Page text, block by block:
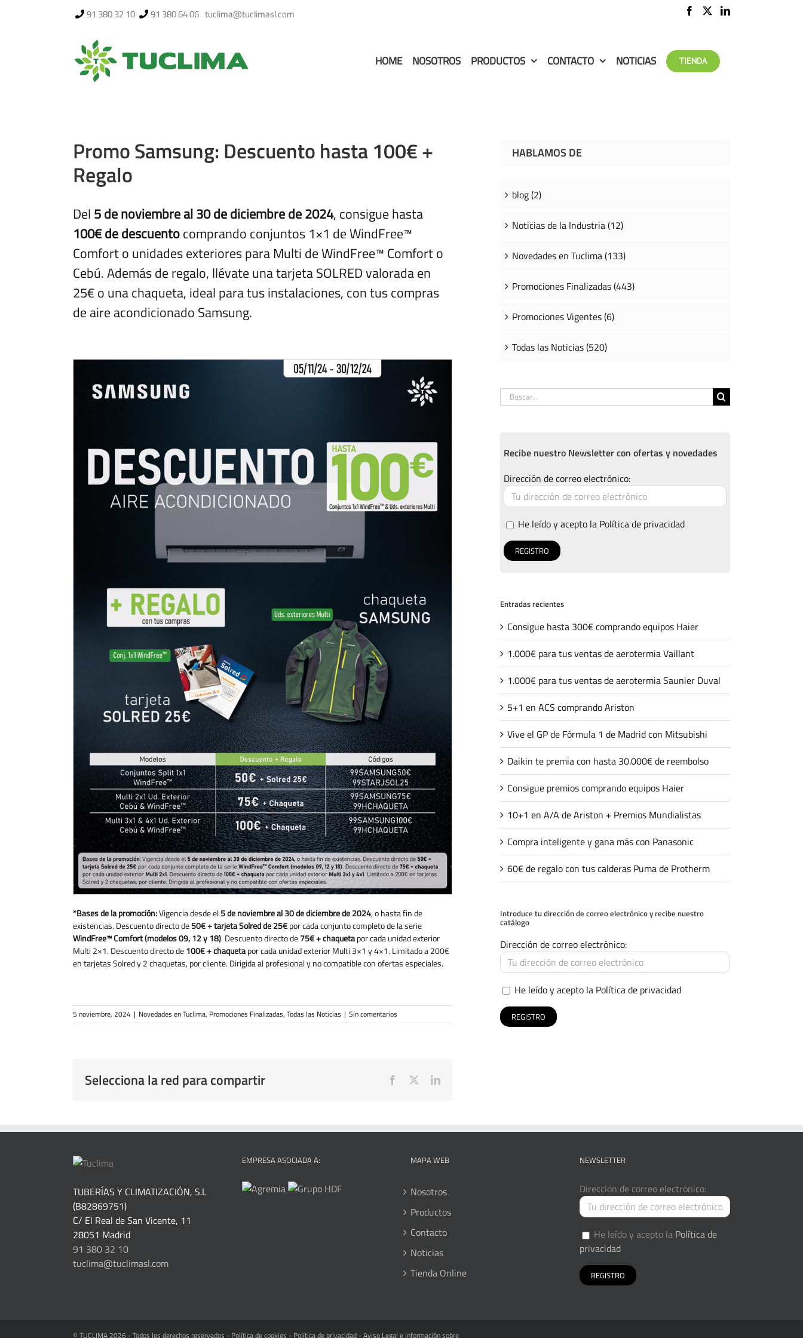
91 380 32 10 91 380 64 06 tuclima@tuclimasl.com
HOME NOSOTROS PRODUCTOS CONTACTO NOTICIAS TIENDA
Promo Samsung: Descuento hasta 100€ +
Regalo
Del 5 de noviembre al 30 de diciembre de 2024, consigue hasta
100€ de descuentocomprando conjuntos 1×1 de WindFree™
Comfort o unidades exteriores para Multi de WindFree™ Comfort o
Cebú. Además de regalo, llévate una tarjeta SOLRED valorada en
25€ o una chaqueta, ideal para tus instalaciones, con tus compras
de aire acondicionado Samsung.
*Bases de la promoción:Vigencia desde el5 de noviembre al 30 de diciembre de 2024, o hasta fin de
existencias. Descuento directo de50€ + tarjeta Solred de 25€por cada conjunto completo de la serie
WindFree™ Comfort (modelos 09, 12 y 18). Descuento directo de75€ + chaquetapor cada unidad exterior
Multi 2×1. Descuento directo de100€ + chaquetapor cada unidad exterior Multi 3×1 y 4×1. Limitado a 200€
en tarjetas Solred y 2 chaquetas, por cliente. Dirigida al profesional y no compatible con ofertas especiales.
5 noviembre, 2024 | Novedades en Tuclima, Promociones Finalizadas, Todas las Noticias | Sin comentarios
Selecciona la red para compartir Facebook LinkedIn
HABLAMOS DE
blog (2)
Noticias de la Industria (12)
Novedades en Tuclima (133)
Promociones Finalizadas (443)
Promociones Vigentes (6)
Todas las Noticias (520)
Buscar:
Recibe nuestro Newsletter con ofertas y novedades
Dirección de correo electrónico:
He leído y acepto la Política de privacidad
Entradas recientes
Consigue hasta 300€ comprando equipos Haier
1.000€ para tus ventas de aerotermia Vaillant
1.000€ para tus ventas de aerotermia Saunier Duval
5+1 en ACS comprando Ariston
Vive el GP de Fórmula 1 de Madrid con Mitsubishi
Daikin te premia con hasta 30.000€ de reembolso
Consigue premios comprando equipos Haier
10+1 en A/A de Ariston + Premios Mundialistas
Compra inteligente y gana más con Panasonic
60€ de regalo con tus calderas Puma de Protherm
Introduce tu dirección de correo electrónico y recibe nuestro
catálogo
Dirección de correo electrónico:
He leído y acepto la Política de privacidad
TUBERÍAS Y CLIMATIZACIÓN, S.L
(B82869751)
C/ El Real de San Vicente, 11
28051 Madrid
91 380 32 10
tuclima@tuclimasl.com
EMPRESA ASOCIADA A: MAPA WEB
Nosotros
Productos
Contacto
Noticias
Tienda Online
NEWSLETTER
Dirección de correo electrónico:
He leído y acepto la Política de
privacidad
© TUCLIMA 2026 - Todos los derechos reservados - Política de cookies - Política de privacidad -Aviso Legal e información sobre